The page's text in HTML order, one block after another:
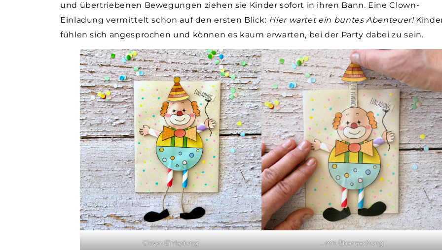
und übertriebenen Bewegungen ziehen sie Kinder sofort in ihren Bann. Eine Clown-
Einladung vermittelt schon auf den ersten Blick: Hier wartet ein buntes Abenteuer!
fühlen sich angesprochen und können es kaum erwarten, bei der Party dabei zu sein.
Clown Einladung … mit Überraschung